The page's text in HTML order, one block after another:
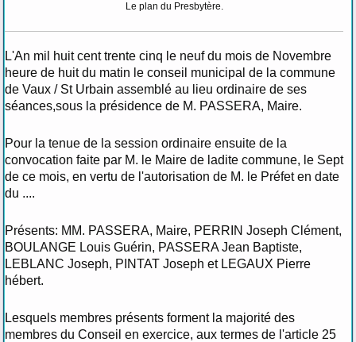
Le plan du Presbytère.
L'An mil huit cent trente cinq le neuf du mois de Novembre
heure de huit du matin le conseil municipal de la commune
de Vaux / St Urbain assemblé au lieu ordinaire de ses
séances,sous la présidence de M. PASSERA, Maire.
Pour la tenue de la session ordinaire ensuite de la
convocation faite par M. le Maire de ladite commune, le Sept
de ce mois, en vertu de l'autorisation de M. le Préfet en date
du ....
Présents: MM. PASSERA, Maire, PERRIN Joseph Clément,
BOULANGE Louis Guérin, PASSERA Jean Baptiste,
LEBLANC Joseph, PINTAT Joseph et LEGAUX Pierre
hébert.
Lesquels membres présents forment la majorité des
membres du Conseil en exercice, aux termes de l'article 25